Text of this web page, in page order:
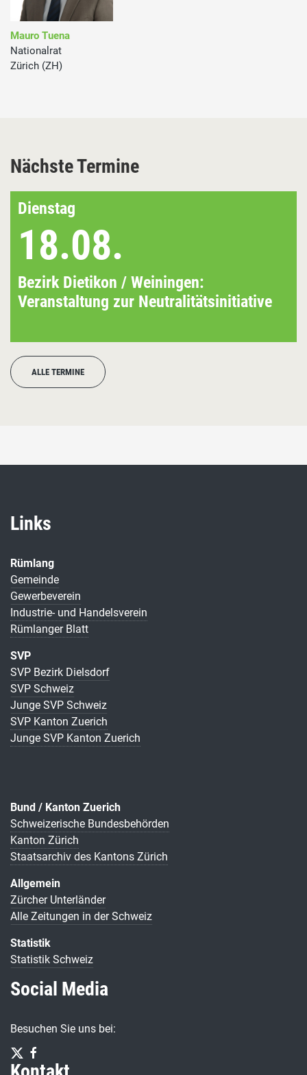
Mauro Tuena
Nationalrat
Zürich (ZH)
Nächste Termine
Dienstag
18.08.
Bezirk Dietikon / Weiningen:
Veranstaltung zur Neutralitätsinitiative
ALLE TERMINE
Links
Rümlang
Gemeinde
Gewerbeverein
Industrie- und Handelsverein
Rümlanger Blatt
SVP
SVP Bezirk Dielsdorf
SVP Schweiz
Junge SVP Schweiz
SVP Kanton Zuerich
Junge SVP Kanton Zuerich
Bund / Kanton Zuerich
Schweizerische Bundesbehörden
Kanton Zürich
Staatsarchiv des Kantons Zürich
Allgemein
Zürcher Unterländer
Alle Zeitungen in der Schweiz
Statistik
Statistik Schweiz
Social Media
Besuchen Sie uns bei: